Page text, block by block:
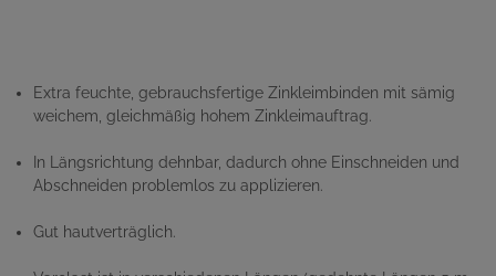
Extra feuchte, gebrauchsfertige Zinkleimbinden mit sämig
weichem, gleichmäßig hohem Zinkleimauftrag.
In Längsrichtung dehnbar, dadurch ohne Einschneiden und
Abschneiden problemlos zu applizieren.
Gut hautverträglich.